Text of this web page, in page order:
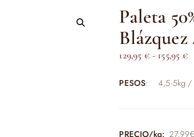
Paleta
Blázquez
129,95 € - 155,95 €
PESOS: 4,5-5kg /
PRECIO/kg: